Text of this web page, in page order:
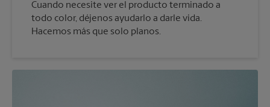
Cuando necesite ver el producto terminado a
todo color, déjenos ayudarlo a darle vida.
Hacemos más que solo planos.